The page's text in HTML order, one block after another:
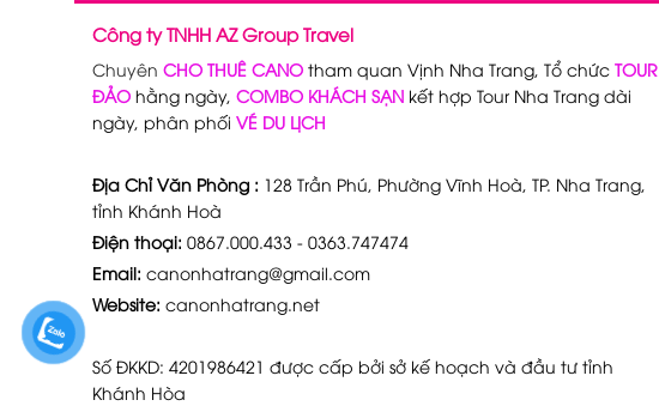
Công ty TNHH AZ Group Travel
Chuyên CHO THUÊ CANO tham quan Vịnh Nha Trang, Tổ chức TOUR
ĐẢO hằng ngày, COMBO KHÁCH SẠN kết hợp Tour Nha Trang dài
ngày, phân phối VÉ DU LỊCH
Địa Chỉ Văn Phòng : 128 Trần Phú, Phường Vĩnh Hoà, TP. Nha Trang,
tỉnh Khánh Hoà
Điện thoại: 0867.000.433 - 0363.747474
Email: canonhatrang@gmail.com
Website: canonhatrang.net
Số ĐKKD: 4201986421 được cấp bởi sở kế hoạch và đầu tư tỉnh
Khánh Hòa